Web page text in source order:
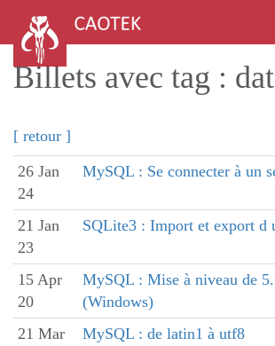
Billets avec tag :
[ retour ]
26 Jan
24
MySQL : Se connecter à un
21 Jan
23
SQLite3 : Import et export d
15 Apr
20
MySQL : Mise à niveau de
(Windows)
21 Mar
MySQL : de latin1 à utf8